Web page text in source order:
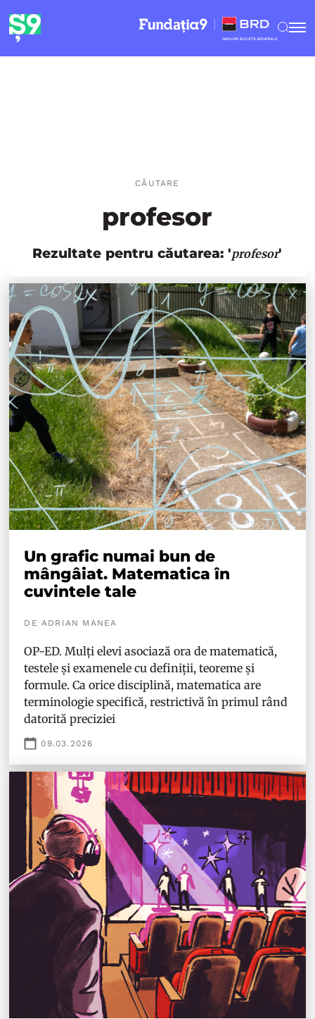
CĂUTARE
profesor
Rezultate pentru căutarea: 'profesor'
Un grafic numai bun de
mângâiat. Matematica în
cuvintele tale
DE ADRIAN MANEA
OP-ED. Mulți elevi asociază ora de matematică,
testele și examenele cu definiții, teoreme și
formule. Ca orice disciplină, matematica are
terminologie specifică, restrictivă în primul rând
datorită preciziei
09.03.2026